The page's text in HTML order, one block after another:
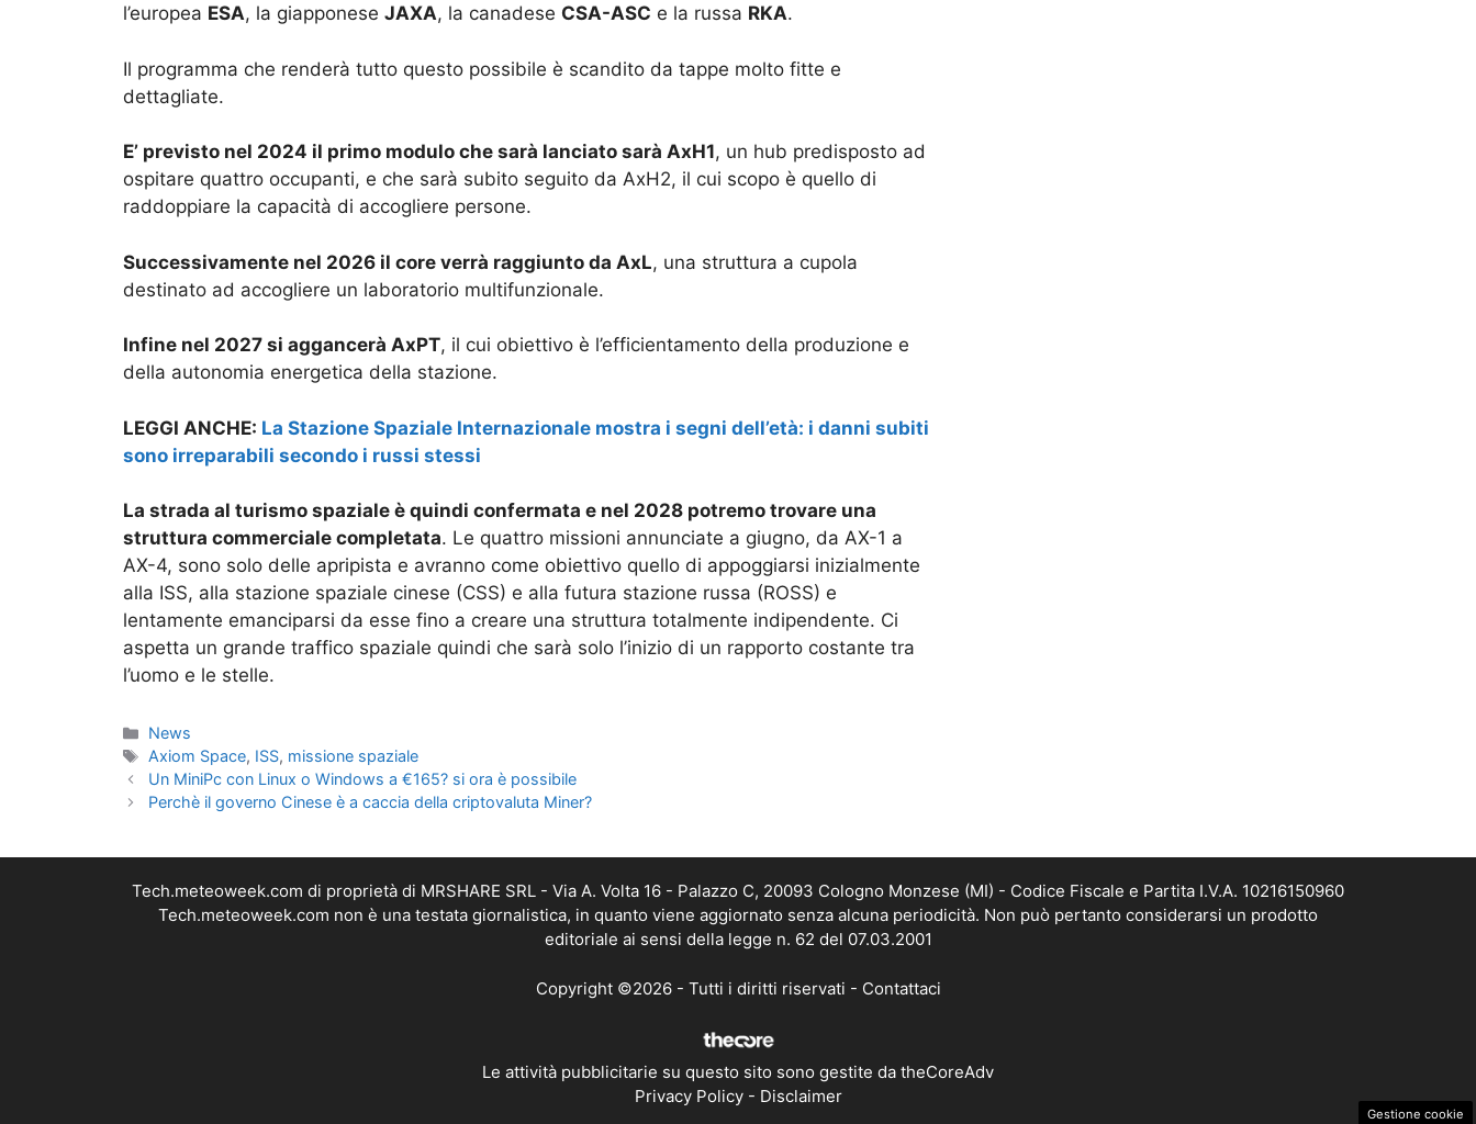
l’europea ESA, la giapponese JAXA, la canadese CSA-ASC e la russa RKA.
Il programma che renderà tutto questo possibile è scandito da tappe molto fitte e
dettagliate.
E’ previsto nel 2024 il primo modulo che sarà lanciato sarà AxH1, un hub predisposto ad
ospitare quattro occupanti, e che sarà subito seguito da AxH2, il cui scopo è quello di
raddoppiare la capacità di accogliere persone.
Successivamente nel 2026 il core verrà raggiunto da AxL, una struttura a cupola
destinato ad accogliere un laboratorio multifunzionale.
Infine nel 2027 si aggancerà AxPT, il cui obiettivo è l’efficientamento della produzione e
della autonomia energetica della stazione.
LEGGI ANCHE: La Stazione Spaziale Internazionale mostra i segni dell’età: i danni subiti
sono irreparabili secondo i russi stessi
La strada al turismo spaziale è quindi confermata e nel 2028 potremo trovare una
struttura commerciale completata. Le quattro missioni annunciate a giugno, da AX-1 a
AX-4, sono solo delle apripista e avranno come obiettivo quello di appoggiarsi inizialmente
alla ISS, alla stazione spaziale cinese (CSS) e alla futura stazione russa (ROSS) e
lentamente emanciparsi da esse fino a creare una struttura totalmente indipendente. Ci
aspetta un grande traffico spaziale quindi che sarà solo l’inizio di un rapporto costante tra
l’uomo e le stelle.
Categorie
News
Tag
Axiom Space, ISS, missione spaziale
Un MiniPc con Linux o Windows a €165? si ora è possibile
Perchè il governo Cinese è a caccia della criptovaluta Miner?
Tech.meteoweek.com di proprietà di MRSHARE SRL - Via A. Volta 16 - Palazzo C, 20093 Cologno Monzese (MI) - Codice Fiscale e Partita I.V.A. 10216150960
Tech.meteoweek.com non è una testata giornalistica, in quanto viene aggiornato senza alcuna periodicità. Non può pertanto considerarsi un prodotto
editoriale ai sensi della legge n. 62 del 07.03.2001
Copyright ©2026 - Tutti i diritti riservati - Contattaci
Le attività pubblicitarie su questo sito sono gestite da theCoreAdv
Privacy Policy- Disclaimer
Gestione cookie